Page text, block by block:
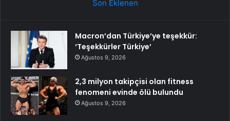
Son Eklenen
Macron’dan Türkiye’ye teşekkür:
‘Teşekkürler Türkiye’
Ağustos 9, 2026
2,3 milyon takipçisi olan fitness
fenomeni evinde ölü bulundu
Ağustos 9, 2026